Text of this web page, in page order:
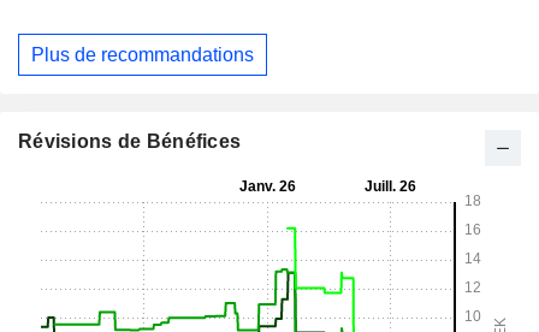
Plus de recommandations
Révisions de Bénéfices